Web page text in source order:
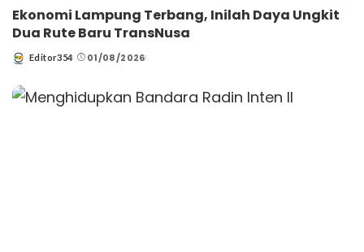
Ekonomi Lampung Terbang, Inilah Daya Ungkit
Dua Rute Baru TransNusa
Posted
Editor354 01/08/2026